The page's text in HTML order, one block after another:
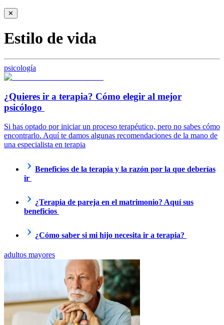
✕
Estilo de vida
psicología
¿Quieres ir a terapia? Cómo elegir al mejor
psicólogo
Si has optado por iniciar un proceso terapéutico, pero no sabes cómo
encontrarlo. Aquí te damos algunas recomendaciones de la mano de
una especialista en terapia
Beneficios de la terapia y la razón por la que deberías
ir
¿Terapia de pareja en el matrimonio? Aquí sus
beneficios
¿Cómo saber si mi hijo necesita ir a terapia?
adultos mayores